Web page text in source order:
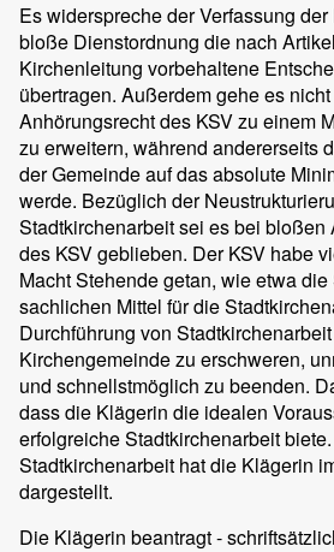
Es widerspreche der Verfassung
bloße Dienstordnung die nach
Kirchenleitung vorbehaltene
übertragen. Außerdem gehe es
Anhörungsrecht des KSV zu einem
zu erweitern, während andererseits
der Gemeinde auf das absolute
werde. Bezüglich der
Stadtkirchenarbeit sei es bei bloßen
des KSV geblieben. Der KSV habe
Macht Stehende getan, wie etwa
sachlichen Mittel für die
Durchführung von
Kirchengemeinde zu erschweren,
und schnellstmöglich zu beenden.
dass die Klägerin die idealen
erfolgreiche Stadtkirchenarbeit
Stadtkirchenarbeit hat die Klägerin
dargestellt.
Die Klägerin beantragt -